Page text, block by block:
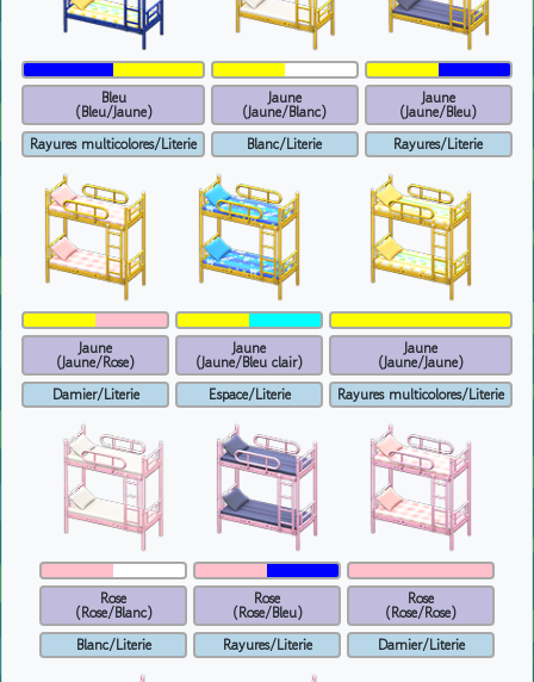
Bleu
(Bleu/Jaune)
Rayures multicolores/Literie
Jaune
(Jaune/Blanc)
Blanc/Literie
Jaune
(Jaune/Bleu)
Rayures/Literie
Jaune
(Jaune/Rose)
Damier/Literie
Jaune
(Jaune/Bleu clair)
Espace/Literie
Jaune
(Jaune/Jaune)
Rayures multicolores/Literie
Rose
(Rose/Blanc)
Blanc/Literie
Rose
(Rose/Bleu)
Rayures/Literie
Rose
(Rose/Rose)
Damier/Literie